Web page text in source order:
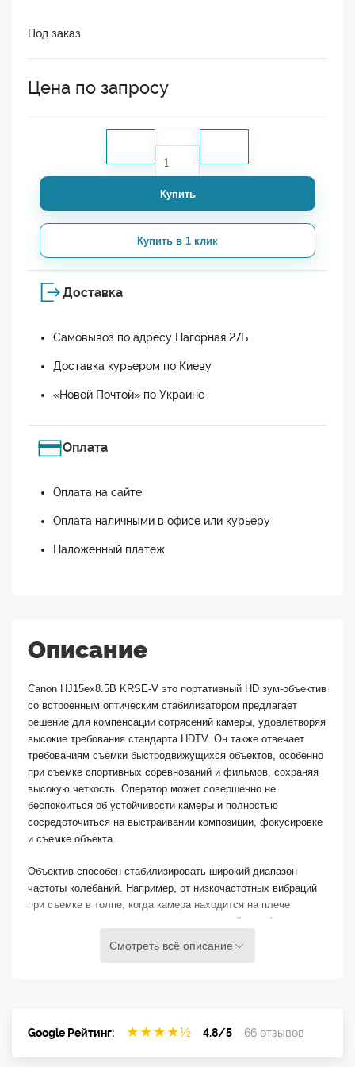
Под заказ
Цена по запросу
Купить
Купить в 1 клик
Доставка
Самовывоз по адресу Нагорная 27Б
Доставка курьером по Киеву
«Новой Почтой» по Украине
Оплата
Оплата на сайте
Оплата наличными в офисе или курьеру
Наложенный платеж
Описание
Canon HJ15ex8.5B KRSE-V это портативный HD зум-объектив
со встроенным оптическим стабилизатором предлагает
решение для компенсации сотрясений камеры, удовлетворяя
высокие требования стандарта HDTV. Он также отвечает
требованиям съемки быстродвижущихся объектов, особенно
при съемке спортивных соревнований и фильмов, сохраняя
высокую четкость. Оператор может совершенно не
беспокоиться об устойчивости камеры и полностью
сосредоточиться на выстраивании композиции, фокусировке
и съемке объекта.
Объектив способен стабилизировать широкий диапазон
частоты колебаний. Например, от низкочастотных вибраций
при съемке в толпе, когда камера находится на плече
оператора, до съемки со штатива на шаткой платформе и до
вертолетов, автомобилей, мотоциклов и лодок. Четыре
Уникальная технология Canon VAP-IS представляет собой
Смотреть всё описание
Google Рейтинг: ★ ★ ★ ★½ 4.8/5 66 отзывов